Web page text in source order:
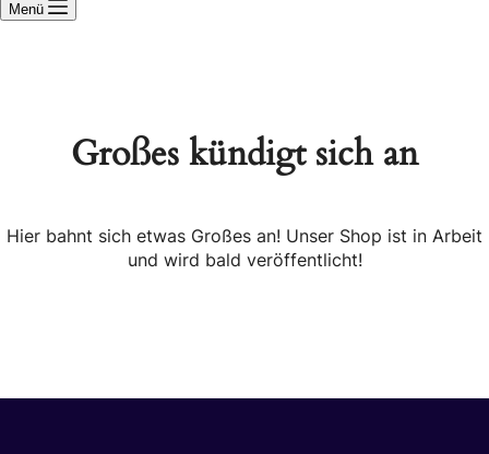
Menü
Großes kündigt sich an
Hier bahnt sich etwas Großes an! Unser Shop ist in Arbeit
und wird bald veröffentlicht!